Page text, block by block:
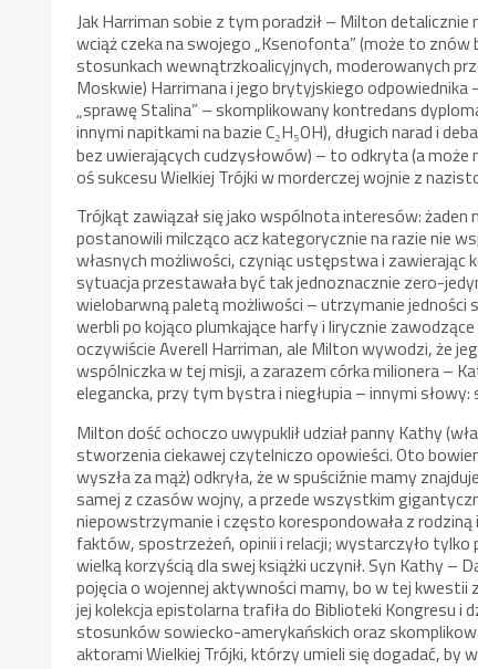
Jak Harriman sobie z tym poradził – Milton
wciąż czeka na swojego „Ksenofonta” (może to
stosunkach wewnątrzkoalicyjnych, moderowanych
Moskwie) Harrimana i jego brytyjskiego odpowiednika
„sprawę Stalina” – skomplikowany kontredans
innymi napitkami na bazie C₂H₅OH), długich narad i
bez uwierających cudzysłowów) – to odkryta (a
oś sukcesu Wielkiej Trójki w morderczej wojnie z
Trójkąt zawiązał się jako wspólnota interesów: żaden
postanowili milcząco acz kategorycznie na razie nie
własnych możliwości, czyniąc ustępstwa i zawierając
sytuacja przestawała być tak jednoznacznie zero-
wielobarwną paletą możliwości – utrzymanie
werbli po kojąco plumkające harfy i lirycznie
oczywiście Averell Harriman, ale Milton wywodzi, że
wspólniczka w tej misji, a zarazem córka milionera –
elegancka, przy tym bystra i niegłupia – innymi
Milton dość ochoczo uwypuklił udział panny Kathy
stworzenia ciekawej czytelniczo opowieści. Oto
wyszła za mąż) odkryła, że w spuściźnie mamy
samej z czasów wojny, a przede wszystkim
niepowstrzymanie i często korespondowała z
faktów, spostrzeżeń, opinii i relacji; wystarczyło tylko
wielką korzyścią dla swej książki uczynił. Syn Kathy –
pojęcia o wojennej aktywności mamy, bo w tej kwestii
jej kolekcja epistolarna trafiła do Biblioteki Kongresu i
stosunków sowiecko-amerykańskich oraz
aktorami Wielkiej Trójki, którzy umieli się dogadać, by